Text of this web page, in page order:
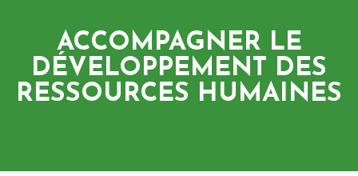
ACCOMPAGNER LE
DÉVELOPPEMENT DES
RESSOURCES HUMAINES